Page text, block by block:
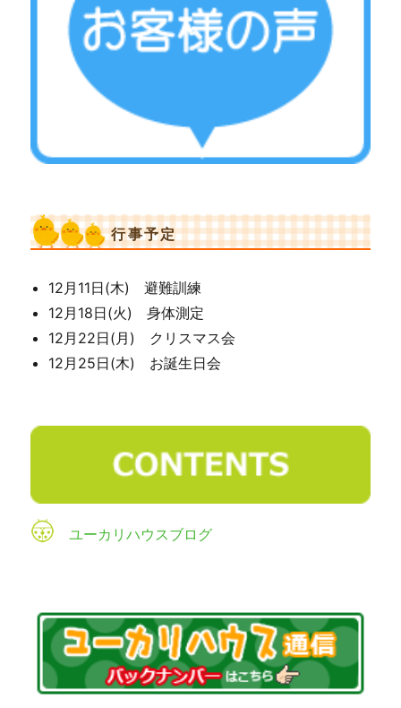
行事予定
12月11日(木) 避難訓練
12月18日(火) 身体測定
12月22日(月) クリスマス会
12月25日(木) お誕生日会
ユーカリハウスブログ